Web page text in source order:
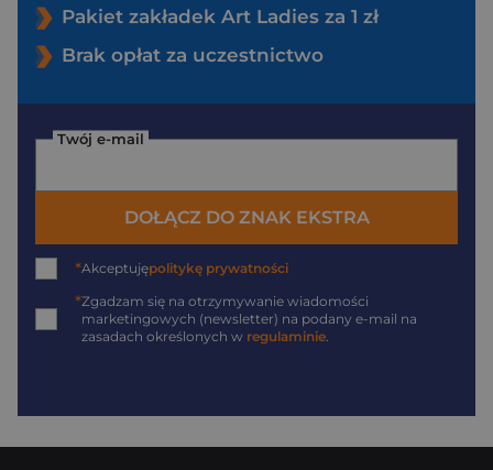
Pakiet zakładek Art Ladies za 1 zł
Brak opłat za uczestnictwo
Twój e-mail
DOŁĄCZ DO ZNAK EKSTRA
*Akceptujępolitykę prywatności
*Zgadzam się na otrzymywanie wiadomości
marketingowych (newsletter) na podany e-mail na
zasadach określonych w regulaminie.